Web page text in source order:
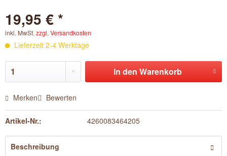
19,95 € *
inkl. MwSt. zzgl. Versandkosten
Lieferzeit 2-4 Werktage
In den Warenkorb
Merken Bewerten
Artikel-Nr.: 4260083464205
Beschreibung